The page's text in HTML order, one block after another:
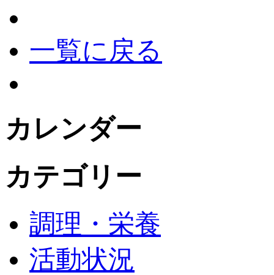
一覧に戻る
カレンダー
カテゴリー
調理・栄養
活動状況